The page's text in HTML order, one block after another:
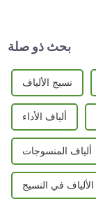
بحث ذو صلة
نسيج الألياف
ألياف الأداء
ألياف المنسوجات
الألياف في النسيج